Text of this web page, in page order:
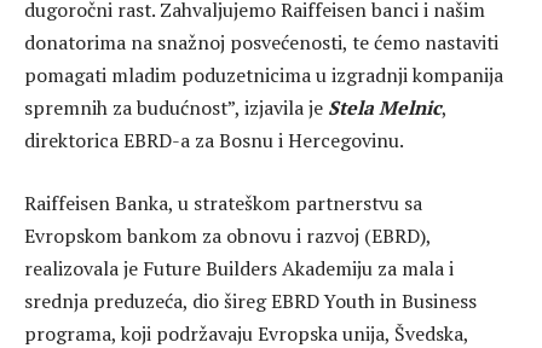
dugoročni rast. Zahvaljujemo Raiffeisen banci i našim
donatorima na snažnoj posvećenosti, te ćemo nastaviti
pomagati mladim poduzetnicima u izgradnji kompanija
spremnih za budućnost”, izjavila je Stela Melnic,
direktorica EBRD-a za Bosnu i Hercegovinu.
Raiffeisen Banka, u strateškom partnerstvu sa
Evropskom bankom za obnovu i razvoj (EBRD),
realizovala je Future Builders Akademiju za mala i
srednja preduzeća, dio šireg EBRD Youth in Business
programa, koji podržavaju Evropska unija, Švedska,